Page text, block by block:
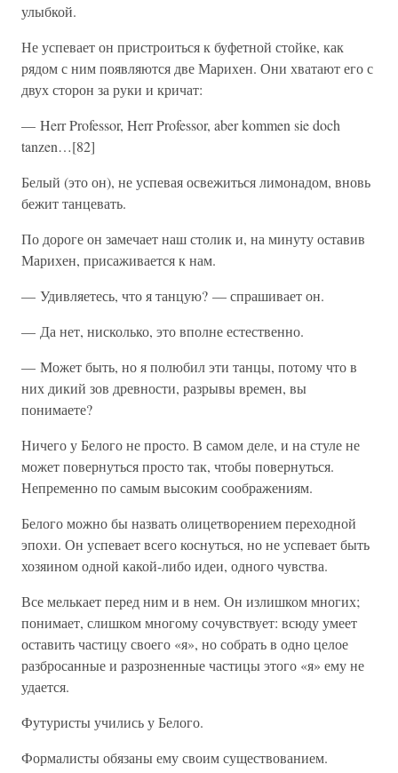
улыбкой.
Не успевает он пристроиться к буфетной стойке, как
рядом с ним появляются две Марихен. Они хватают его с
двух сторон за руки и кричат:
— Herr Professor, Herr Professor, aber kommen sie doch
tanzen…[82]
Белый (это он), не успевая освежиться лимонадом, вновь
бежит танцевать.
По дороге он замечает наш столик и, на минуту оставив
Марихен, присаживается к нам.
— Удивляетесь, что я танцую? — спрашивает он.
— Да нет, нисколько, это вполне естественно.
— Может быть, но я полюбил эти танцы, потому что в
них дикий зов древности, разрывы времен, вы
понимаете?
Ничего у Белого не просто. В самом деле, и на стуле не
может повернуться просто так, чтобы повернуться.
Непременно по самым высоким соображениям.
Белого можно бы назвать олицетворением переходной
эпохи. Он успевает всего коснуться, но не успевает быть
хозяином одной какой-либо идеи, одного чувства.
Все мелькает перед ним и в нем. Он излишком многих;
понимает, слишком многому сочувствует: всюду умеет
оставить частицу своего «я», но собрать в одно целое
разбросанные и разрозненные частицы этого «я» ему не
удается.
Футуристы учились у Белого.
Формалисты обязаны ему своим существованием.